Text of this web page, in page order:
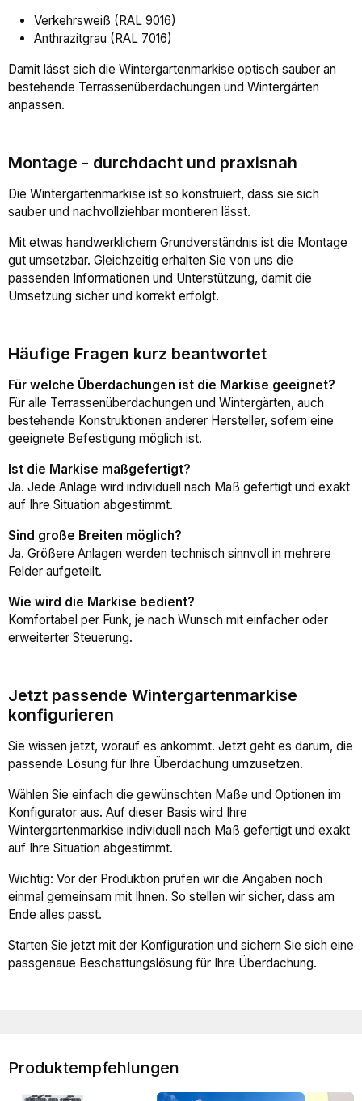
Verkehrsweiß (RAL 9016)
Anthrazitgrau (RAL 7016)
Damit lässt sich die Wintergartenmarkise optisch sauber an
bestehende Terrassenüberdachungen und Wintergärten
anpassen.
Montage - durchdacht und praxisnah
Die Wintergartenmarkise ist so konstruiert, dass sie sich
sauber und nachvollziehbar montieren lässt.
Mit etwas handwerklichem Grundverständnis ist die Montage
gut umsetzbar. Gleichzeitig erhalten Sie von uns die
passenden Informationen und Unterstützung, damit die
Umsetzung sicher und korrekt erfolgt.
Häufige Fragen kurz beantwortet
Für welche Überdachungen ist die Markise geeignet?
Für alle Terrassenüberdachungen und Wintergärten, auch
bestehende Konstruktionen anderer Hersteller, sofern eine
geeignete Befestigung möglich ist.
Ist die Markise maßgefertigt?
Ja. Jede Anlage wird individuell nach Maß gefertigt und exakt
auf Ihre Situation abgestimmt.
Sind große Breiten möglich?
Ja. Größere Anlagen werden technisch sinnvoll in mehrere
Felder aufgeteilt.
Wie wird die Markise bedient?
Komfortabel per Funk, je nach Wunsch mit einfacher oder
erweiterter Steuerung.
Jetzt passende Wintergartenmarkise
konfigurieren
Sie wissen jetzt, worauf es ankommt. Jetzt geht es darum, die
passende Lösung für Ihre Überdachung umzusetzen.
Wählen Sie einfach die gewünschten Maße und Optionen im
Konfigurator aus. Auf dieser Basis wird Ihre
Wintergartenmarkise individuell nach Maß gefertigt und exakt
auf Ihre Situation abgestimmt.
Wichtig: Vor der Produktion prüfen wir die Angaben noch
einmal gemeinsam mit Ihnen. So stellen wir sicher, dass am
Ende alles passt.
Starten Sie jetzt mit der Konfiguration und sichern Sie sich eine
passgenaue Beschattungslösung für Ihre Überdachung.
Produktempfehlungen